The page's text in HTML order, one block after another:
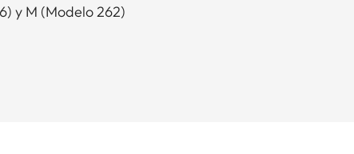
y M (Modelo 262)